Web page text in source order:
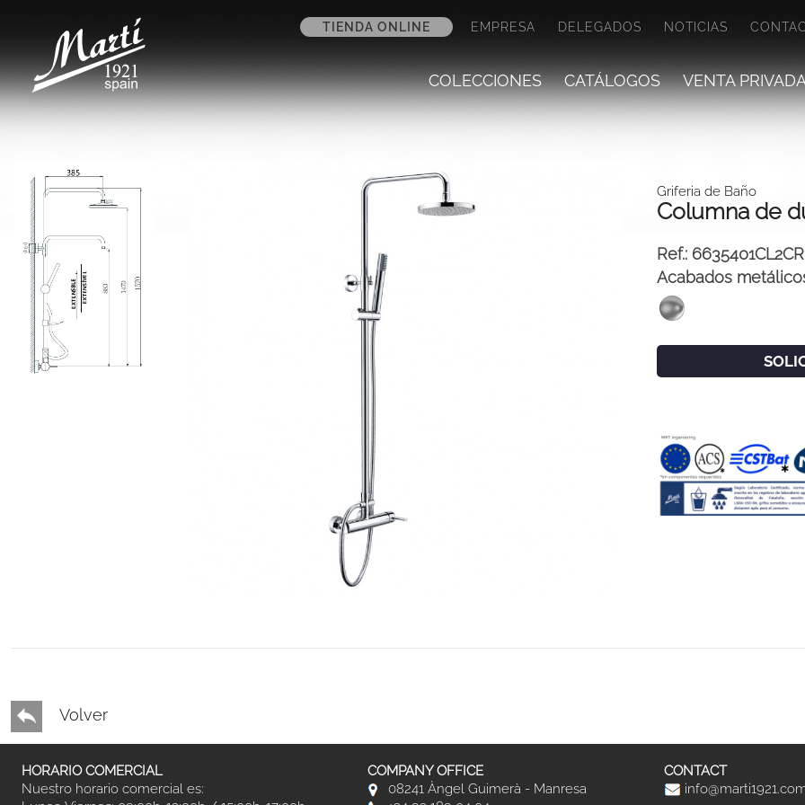
TIENDA ONLINE EMPRESA DELEGADOS NOTICIAS
COLECCIONES CATÁLOGOS VENTA
Griferia de Baño
Columna de
Ref.: 6635401CL2CR
Acabados
Volver
HORARIO COMERCIAL
Nuestro horario comercial es:
COMPANY OFFICE
08241 Àngel Guimerà - Manresa
CONTACT